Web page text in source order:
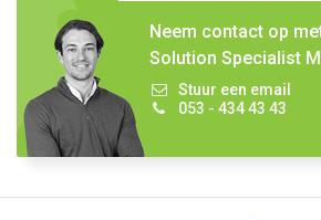
Neem contact op
Solution Specialist
Stuur een email
053 - 434 43 43